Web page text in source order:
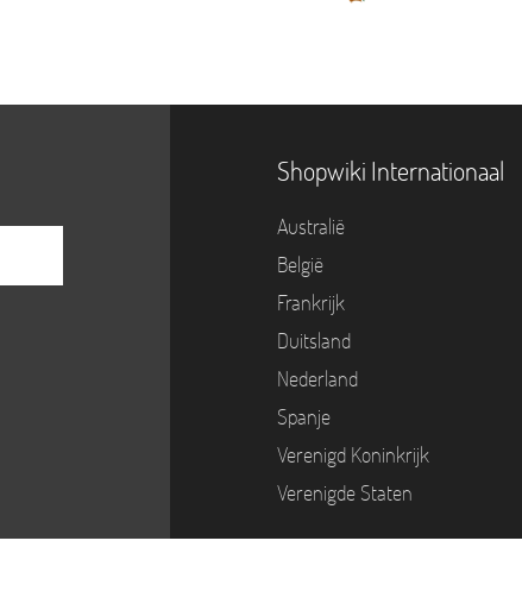
Shopwiki Internationaal
Australië
België
Frankrijk
Duitsland
Nederland
Spanje
Verenigd Koninkrijk
Verenigde Staten